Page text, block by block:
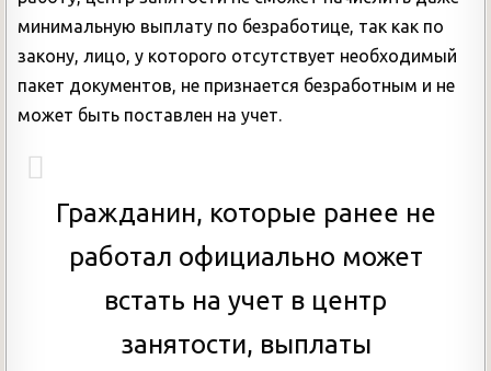
минимальную выплату по безработице, так как по
закону, лицо, у которого отсутствует необходимый
пакет документов, не признается безработным и не
может быть поставлен на учет.
Гражданин, которые ранее не
работал официально может
встать на учет в центр
занятости, выплаты